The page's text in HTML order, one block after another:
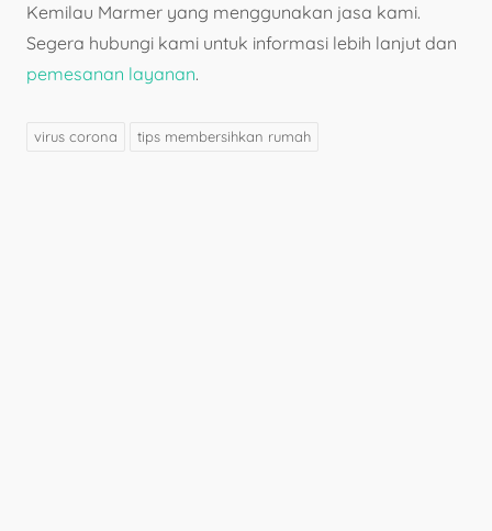
Kemilau Marmer yang menggunakan jasa kami.
Segera hubungi kami untuk informasi lebih lanjut dan
pemesanan layanan.
virus corona tips membersihkan rumah